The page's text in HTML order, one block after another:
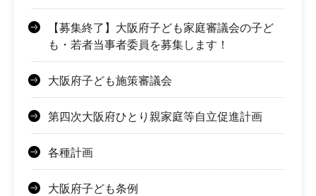
【募集終了】大阪府子ども家庭審議会の子ど
も・若者当事者委員を募集します！
大阪府子ども施策審議会
第四次大阪府ひとり親家庭等自立促進計画
各種計画
大阪府子ども条例